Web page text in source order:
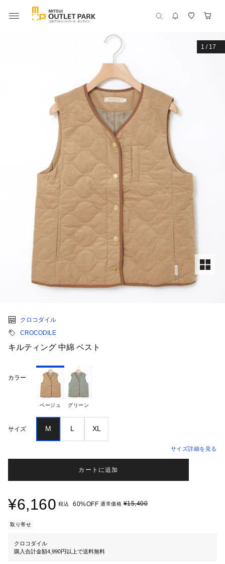
1 / 17
クロコダイル
CROCODILE
キルティング 中綿 ベスト
カラー
ベージュ グリーン
サイズ M L XL
サイズ詳細を見る
カートに追加
¥6,160 税込 60%OFF 通常価格¥15,400
取り寄せ
クロコダイル
購入合計金額4,990円以上で送料無料